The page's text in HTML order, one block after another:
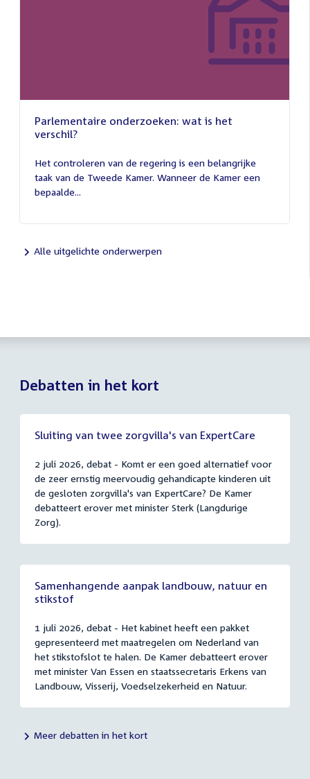
Parlementaire onderzoeken: wat is het
verschil?
juli
2026
Het controleren van de regering is een belangrijke
taak van de Tweede Kamer. Wanneer de Kamer een
bepaalde...
Alle uitgelichte onderwerpen
Debatten in het kort
Sluiting van twee zorgvilla's van ExpertCare
2 juli 2026, debat - Komt er een goed alternatief voor
de zeer ernstig meervoudig gehandicapte kinderen uit
de gesloten zorgvilla's van ExpertCare? De Kamer
debatteert erover met minister Sterk (Langdurige
Zorg).
Samenhangende aanpak landbouw, natuur en
stikstof
1 juli 2026, debat - Het kabinet heeft een pakket
gepresenteerd met maatregelen om Nederland van
het stikstofslot te halen. De Kamer debatteert erover
met minister Van Essen en staatssecretaris Erkens van
Landbouw, Visserij, Voedselzekerheid en Natuur.
Meer debatten in het kort